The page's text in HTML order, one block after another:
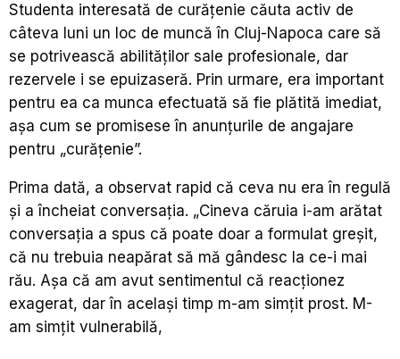
Studenta interesată de curățenie căuta activ de
câteva luni un loc de muncă în Cluj-Napoca care să
se potrivească abilităților sale profesionale, dar
rezervele i se epuizaseră. Prin urmare, era important
pentru ea ca munca efectuată să fie plătită imediat,
așa cum se promisese în anunțurile de angajare
pentru „curățenie”.
Prima dată, a observat rapid că ceva nu era în regulă
și a încheiat conversația. „Cineva căruia i-am arătat
conversația a spus că poate doar a formulat greșit,
că nu trebuia neapărat să mă gândesc la ce-i mai
rău. Așa că am avut sentimentul că reacționez
exagerat, dar în același timp m-am simțit prost. M-
am simțit vulnerabilă,